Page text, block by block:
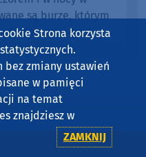
są burze, którym
deszczu i grad
Strona korzysta
bez zmiany ustawień
w pamięci
na temat
znajdziesz w
ZAMKNIJ